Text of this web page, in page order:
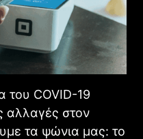
του COVID-19
αλλαγές στον
τα ψώνια μας: το